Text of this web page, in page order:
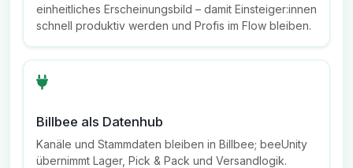
einheitliches Erscheinungsbild – damit Einsteiger:innen
schnell produktiv werden und Profis im Flow bleiben.
Billbee als Datenhub
Kanäle und Stammdaten bleiben in Billbee; beeUnity
übernimmt Lager, Pick & Pack und Versandlogik.